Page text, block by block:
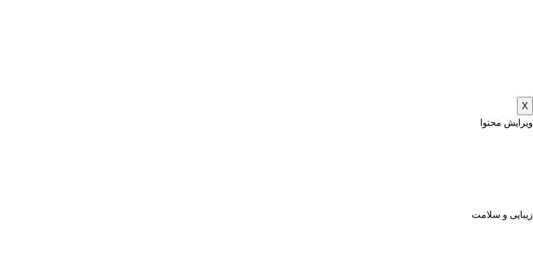
X
ویرایش محتوا
زیبایی و سلامت